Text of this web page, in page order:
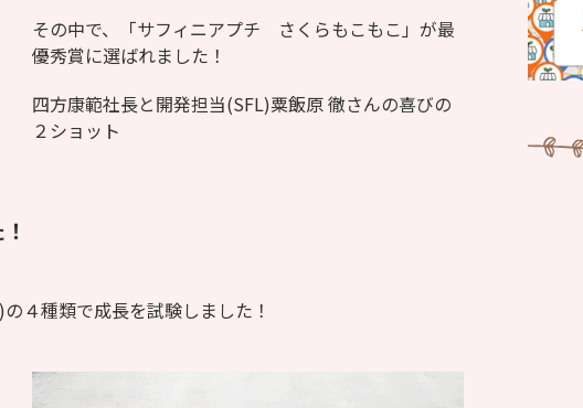
その中で、「サフィニアプチ さくらもこもこ」が最
優秀賞に選ばれました！
四方康範社長と開発担当(SFL)粟飯原 徹さんの喜びの
２ショット
４種類で成長を試験しました！